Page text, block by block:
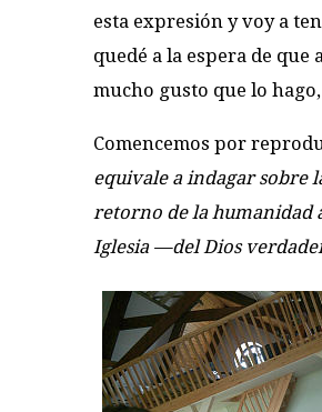
esta expresión y voy a
quedé a la espera de
mucho gusto que lo
Comencemos por
equivale a indagar sobre
retorno de la humanidad
Iglesia —del Dios